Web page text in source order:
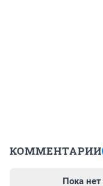
КОММЕНТАРИИ
Пока